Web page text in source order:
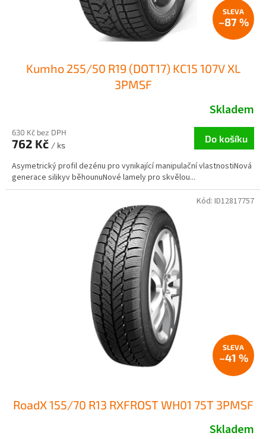
–87 %
Kumho 255/50 R19 (DOT17) KC15 107V XL
3PMSF
Skladem
630 Kč bez DPH
762 Kč / ks
Do košíku
Asymetrický profil dezénu pro vynikající manipulační vlastnostiNová
generace silikyv běhounuNové lamely pro skvělou...
–41 %
RoadX 155/70 R13 RXFROST WH01 75T 3PMSF
Skladem
Kód: ID12817757